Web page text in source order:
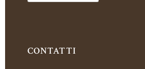
CONTATTI